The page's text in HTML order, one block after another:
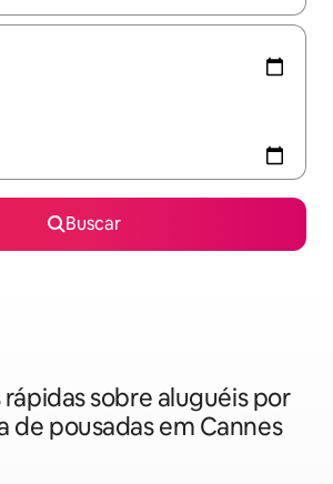
Buscar
sobre aluguéis por
de pousadas em Cannes